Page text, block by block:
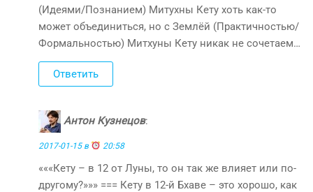
(Идеями/Познанием) Митухны Кету хоть как-то
может объединиться, но с Землёй (Практичностью/
Формальностью) Митхуны Кету никак не сочетаем…
Ответить
Антон Кузнецов:
2017-01-15 в 20:58
«««Кету – в 12 от Луны, то он так же влияет или по-
другому?»»» === Кету в 12-й Бхаве – это хорошо, как